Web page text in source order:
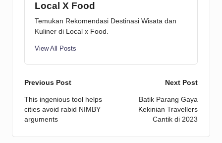
Local X Food
Temukan Rekomendasi Destinasi Wisata dan
Kuliner di Local x Food.
View All Posts
Post
navigation
Previous Post
This ingenious tool helps
cities avoid rabid NIMBY
arguments
Next Post
Batik Parang Gaya
Kekinian Travellers
Cantik di 2023